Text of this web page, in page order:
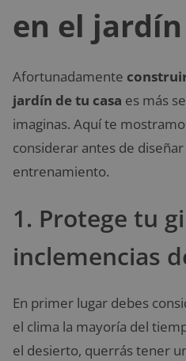
en el jardín
Afortunadamente
jardín de tu casa es más
imaginas. Aquí te
considerar antes de
entrenamiento.
1. Protege tu
inclemencias
En primer lugar debes
el clima la mayoría del
el desierto, querrás tener